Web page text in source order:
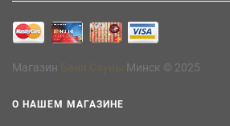
Магазин Минск © 2025
О НАШЕМ МАГАЗИНЕ